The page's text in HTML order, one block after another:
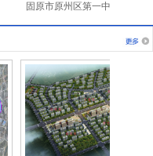
固原市原州区第一中…